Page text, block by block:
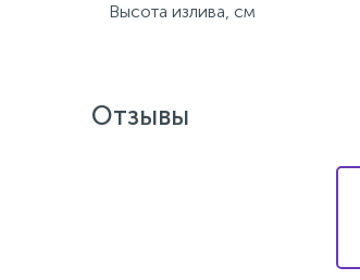
Высота излива, см
Отзывы